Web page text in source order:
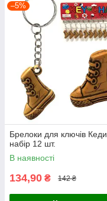
–5%
Брелоки для ключів Кеди
набір 12 шт.
В наявності
134,90 ₴ 142 ₴